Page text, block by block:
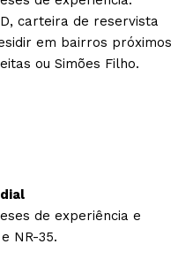
carteira de reservista
em bairros próximos
ou Simões Filho.
de experiência e
NR-35.